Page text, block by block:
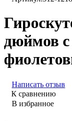
дюймов
Написать отзыв
К сравнению
В избранное